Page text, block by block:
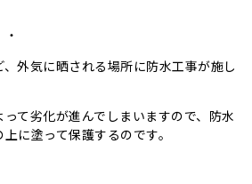
外気に晒される場所に防水工事が施し
て劣化が進んでしまいますので、防水
に塗って保護するのです。